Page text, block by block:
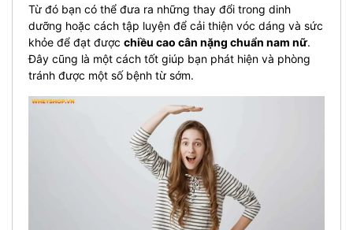
Từ đó bạn có thể đưa ra những thay đổi trong dinh
dưỡng hoặc cách tập luyện để cải thiện vóc dáng và sức
khỏe để đạt được chiều cao cân nặng chuẩn nam nữ.
Đây cũng là một cách tốt giúp bạn phát hiện và phòng
tránh được một số bệnh từ sớm.